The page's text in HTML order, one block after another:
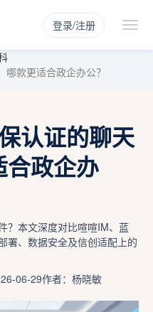
登录/注册
款更适合政企办公？
认证的聊天
政企办
？本文深度对比喧喧IM、蓝
署、数据安全及信创适配上的
06-29作者：杨晓敏